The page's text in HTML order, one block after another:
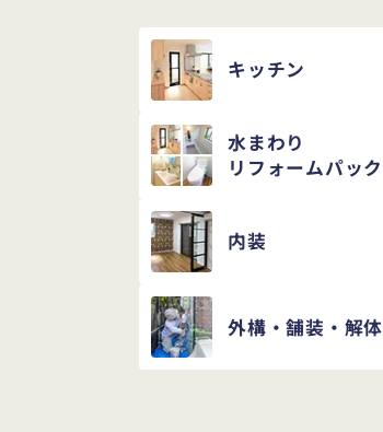
キッチン
水まわり
リフォームパック
内装
外構・舗装・解体